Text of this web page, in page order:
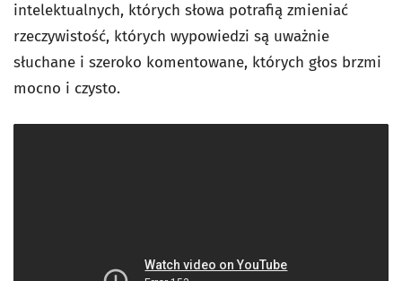
intelektualnych, których słowa potrafią zmieniać
rzeczywistość, których wypowiedzi są uważnie
słuchane i szeroko komentowane, których głos brzmi
mocno i czysto.